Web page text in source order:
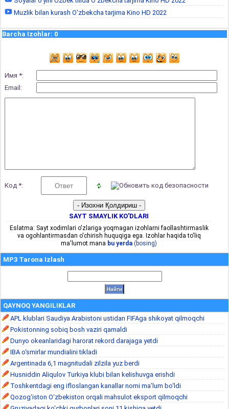
Muzlik bilan kurash O'zbekcha tarjima Kino HD 2022
Barcha Izohlar: 0
Имя *:
Email:
Код *:
SAYT SMAYLIK KO'DLARI
Eslatma: Sayt xodimlari o'zlariga yoqmagan izohlarni faollashtirmaslik
va ogohlantirmasdan o'chirish huquqiga ega. Izohlar haqida to'liq
ma'lumot mana bu yerda (bosing)
MP3 Tarona Izlash
QAYNOQ YANGILIKLAR
APL klublari Saudiya Arabistoni ustidan FIFAga shikoyat qilmoqchi
Pokistonning sobiq bosh vaziri qamaldi
Dunyo okeanlaridagi harorat rekord darajaga yetdi
IBA o‘smirlar mundialini tikladi
Argentinada 6,1 magnitudali zilzila yuz berdi
Husniddin Aliqulov Turkiya klubi bilan kelishuvga erishdi
Toshkentdagi eng ifloslangan kanallar nomi ma’lum bo‘ldi
Qozog‘iston O‘zbekiston orqali mahsulot eksport qilmoqchi